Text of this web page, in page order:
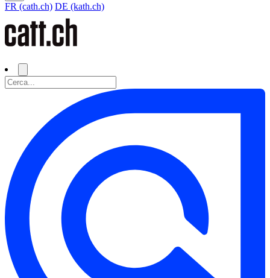
FR (cath.ch) DE (kath.ch)